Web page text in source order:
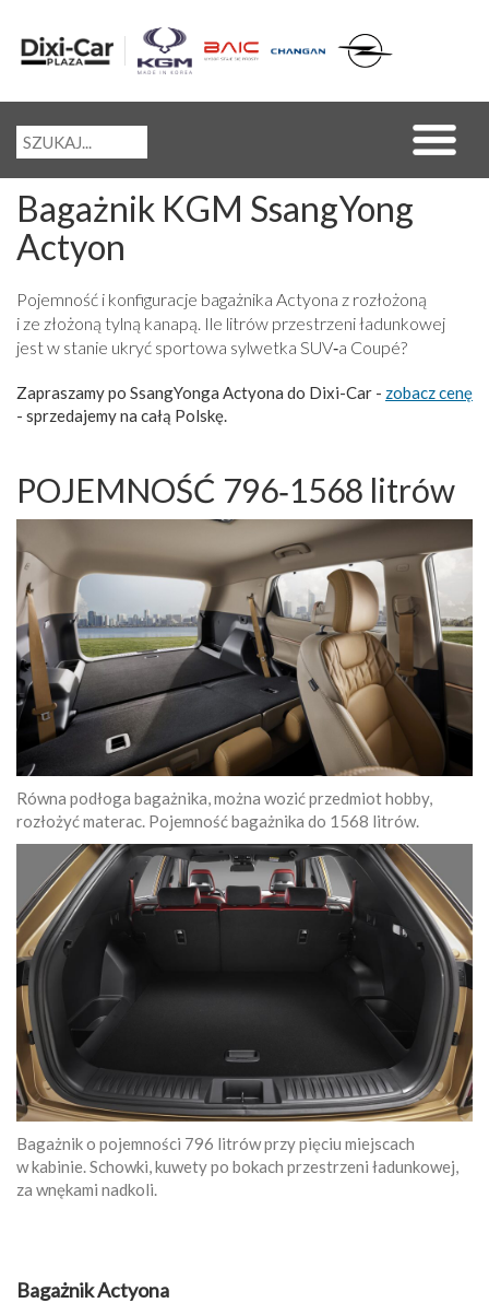
Bagażnik KGM SsangYong
Actyon
Pojemność i konfiguracje bagażnika Actyona z rozłożoną
i ze złożoną tylną kanapą. Ile litrów przestrzeni ładunkowej
jest w stanie ukryć sportowa sylwetka SUV‑a Coupé?
Zapraszamy po SsangYonga Actyona do Dixi-Car - zobacz cenę
- sprzedajemy na całą Polskę.
POJEMNOŚĆ 796‑1568 litrów
Równa podłoga bagażnika, można wozić przedmiot hobby,
rozłożyć materac. Pojemność bagażnika do 1568 litrów.
Bagażnik o pojemności 796 litrów przy pięciu miejscach
w kabinie. Schowki, kuwety po bokach przestrzeni ładunkowej,
za wnękami nadkoli.
Bagażnik Actyona